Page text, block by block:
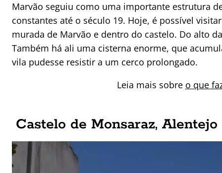
Marvão seguiu como uma importante estrutura
constantes até o século 19. Hoje, é possível
murada de Marvão e dentro do castelo. Do alto
Também há ali uma cisterna enorme, que
vila pudesse resistir a um cerco prolongado.
Leia mais sobre o que
Castelo de Monsaraz, Alentejo